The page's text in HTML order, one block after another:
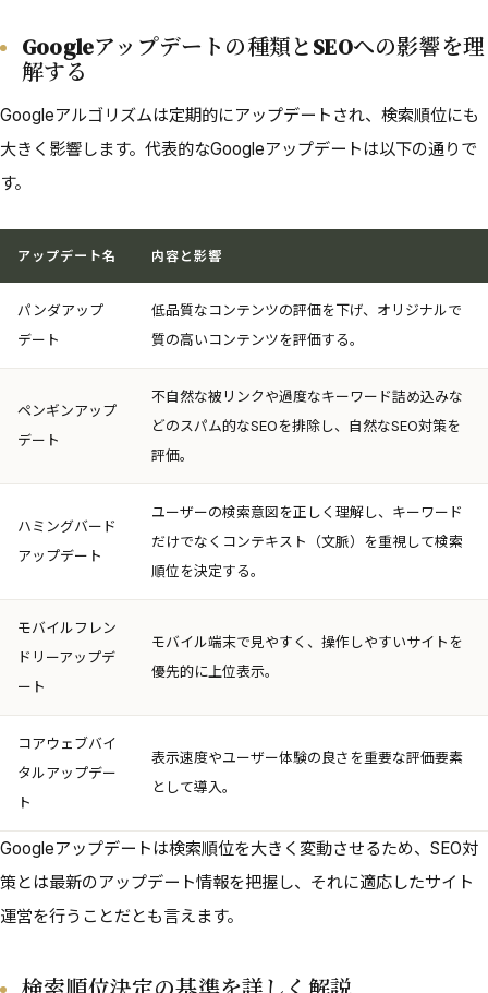
Googleアップデートの種類とSEOへの影響を理
解する
Googleアルゴリズムは定期的にアップデートされ、検索順位にも
大きく影響します。代表的なGoogleアップデートは以下の通りで
す。
アップデート名 内容と影響
パンダアップ
デート
低品質なコンテンツの評価を下げ、オリジナルで
質の高いコンテンツを評価する。
ペンギンアップ
デート
不自然な被リンクや過度なキーワード詰め込みな
どのスパム的なSEOを排除し、自然なSEO対策を
評価。
ハミングバード
アップデート
ユーザーの検索意図を正しく理解し、キーワード
だけでなくコンテキスト（文脈）を重視して検索
順位を決定する。
モバイルフレン
ドリーアップデ
ート
モバイル端末で見やすく、操作しやすいサイトを
優先的に上位表示。
コアウェブバイ
タルアップデー
ト
表示速度やユーザー体験の良さを重要な評価要素
として導入。
Googleアップデートは検索順位を大きく変動させるため、SEO対
策とは最新のアップデート情報を把握し、それに適応したサイト
運営を行うことだとも言えます。